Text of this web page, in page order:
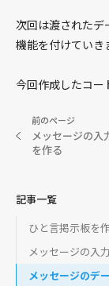
次回は渡されたデ
機能を付けていき
今回作成したコー
前のページ
メッセージの入
を作る
記事一覧
ひと言掲示板を
メッセージの入
メッセージのデ